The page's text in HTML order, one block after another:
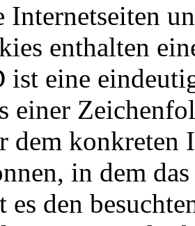
Internetseiten
enthalten
eine
einer
dem konkreten
in dem
es den